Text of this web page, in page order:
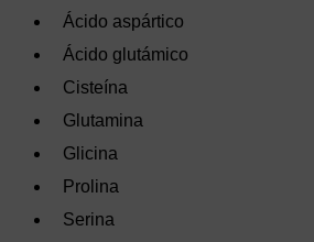
Ácido aspártico
Ácido glutámico
Cisteína
Glutamina
Glicina
Prolina
Serina